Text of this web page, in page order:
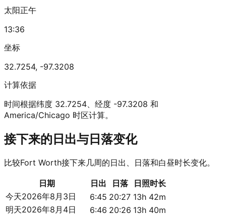
太阳正午
13:36
坐标
32.7254, -97.3208
计算依据
时间根据纬度 32.7254、经度 -97.3208 和
America/Chicago 时区计算。
接下来的日出与日落变化
比较Fort Worth接下来几周的日出、日落和白昼时长变化。
日期 日出 日落
日照时长
今天2026年8月3日 6:45 20:27 13h 42m
明天2026年8月4日 6:46 20:26 13h 40m